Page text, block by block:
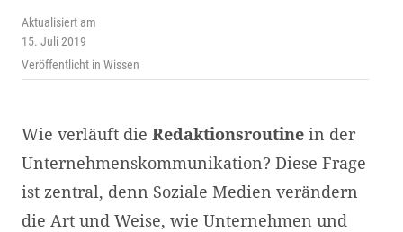
Aktualisiert am
15. Juli 2019
Veröffentlicht in Wissen
Wie verläuft die Redaktionsroutine in der
Unternehmenskommunikation? Diese Frage
ist zentral, denn Soziale Medien verändern
die Art und Weise, wie Unternehmen und